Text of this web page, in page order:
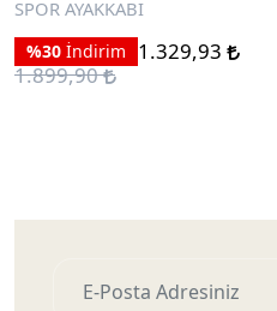
SPOR AYAKKABI
%30 İndirim
1.329,93
1.899,90